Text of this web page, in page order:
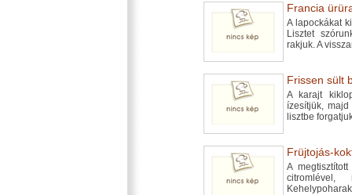
Francia
A lapockákat
Lisztet
rakjuk. A
Frissen sült
A karajt
ízesítjük,
lisztbe
Früjtojás-
A